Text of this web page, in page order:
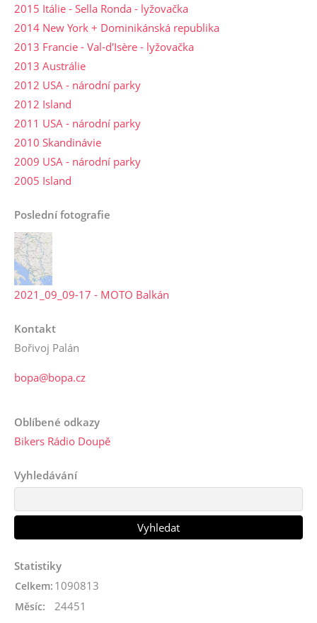
2015 Itálie - Sella Ronda - lyžovačka
2014 New York + Dominikánská republika
2013 Francie - Val-d'Isère - lyžovačka
2013 Austrálie
2012 USA - národní parky
2012 Island
2011 USA - národní parky
2010 Skandinávie
2009 USA - národní parky
2005 Island
Poslední fotografie
2021_09_09-17 - MOTO Balkán
Kontakt
Bořivoj Palán
bopa@bopa.cz
Oblíbené odkazy
Bikers Rádio Doupě
Vyhledávání
Statistiky
Celkem: 1090813
Měsíc: 24451